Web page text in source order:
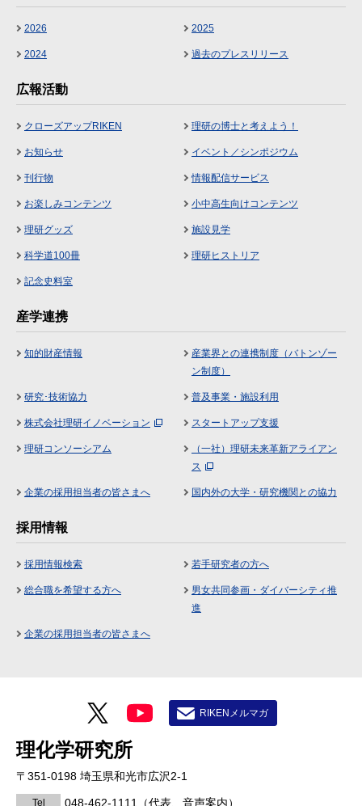
2026 2025
2024 過去のプレスリリース
広報活動
クローズアップRIKEN 理研の博士と考えよう！
お知らせ イベント／シンポジウム
刊行物 情報配信サービス
お楽しみコンテンツ 小中高生向けコンテンツ
理研グッズ 施設見学
科学道100冊 理研ヒストリア
記念史料室
産学連携
知的財産情報
産業界との連携制度（バトンゾー
ン制度）
研究･技術協力 普及事業・施設利用
株式会社理研イノベーション スタートアップ支援
理研コンソーシアム
（一社）理研未来革新アライアン
ス
企業の採用担当者の皆さまへ 国内外の大学・研究機関との協力
採用情報
採用情報検索 若手研究者の方へ
総合職を希望する方へ
男女共同参画・ダイバーシティ推
進
企業の採用担当者の皆さまへ
理化学研究所
〒351-0198 埼玉県和光市広沢2-1
Tel 048-462-1111 （代表、音声案内）
RIKENメルマガ